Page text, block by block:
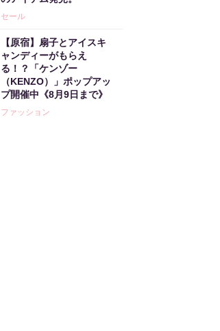
セール
【原宿】扇子とアイスキ
ャンディーがもらえ
る！？「ケンゾー
（KENZO）」ポップアッ
プ開催中《8月9日まで》
ファッション